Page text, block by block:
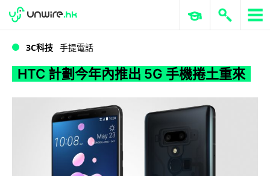
HTC 計劃今年內推出 5G 手機捲土重來
WWDC 2026 ERP 與商業 AI
3C科技 手提電話
HTC 計劃今年內推出 5G 手機捲土重來